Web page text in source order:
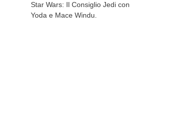
Star Wars: Il Consiglio Jedi con
Yoda e Mace Windu.